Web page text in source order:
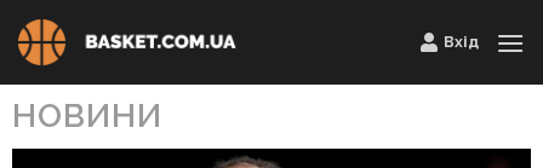
Skip
to
Вхід
НОВИНИ